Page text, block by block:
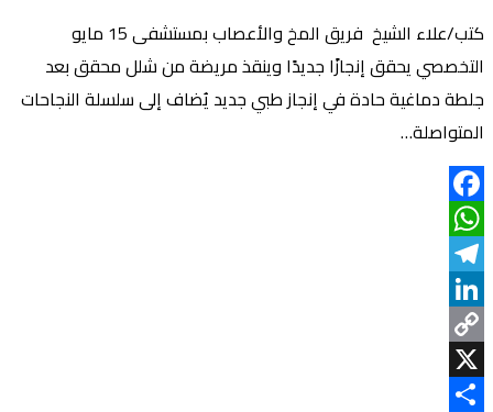
كتب/علاء الشيخ فريق المخ والأعصاب بمستشفى 15 مايو
التخصصي يحقق إنجازًا جديدًا وينقذ مريضة من شلل محقق بعد
جلطة دماغية حادة في إنجاز طبي جديد يُضاف إلى سلسلة النجاحات
المتواصلة…
Facebook
WhatsApp
Telegram
LinkedIn
Copy
LinkX